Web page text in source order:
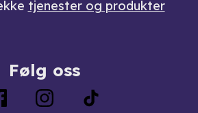
tjenester og produkter
Følg oss